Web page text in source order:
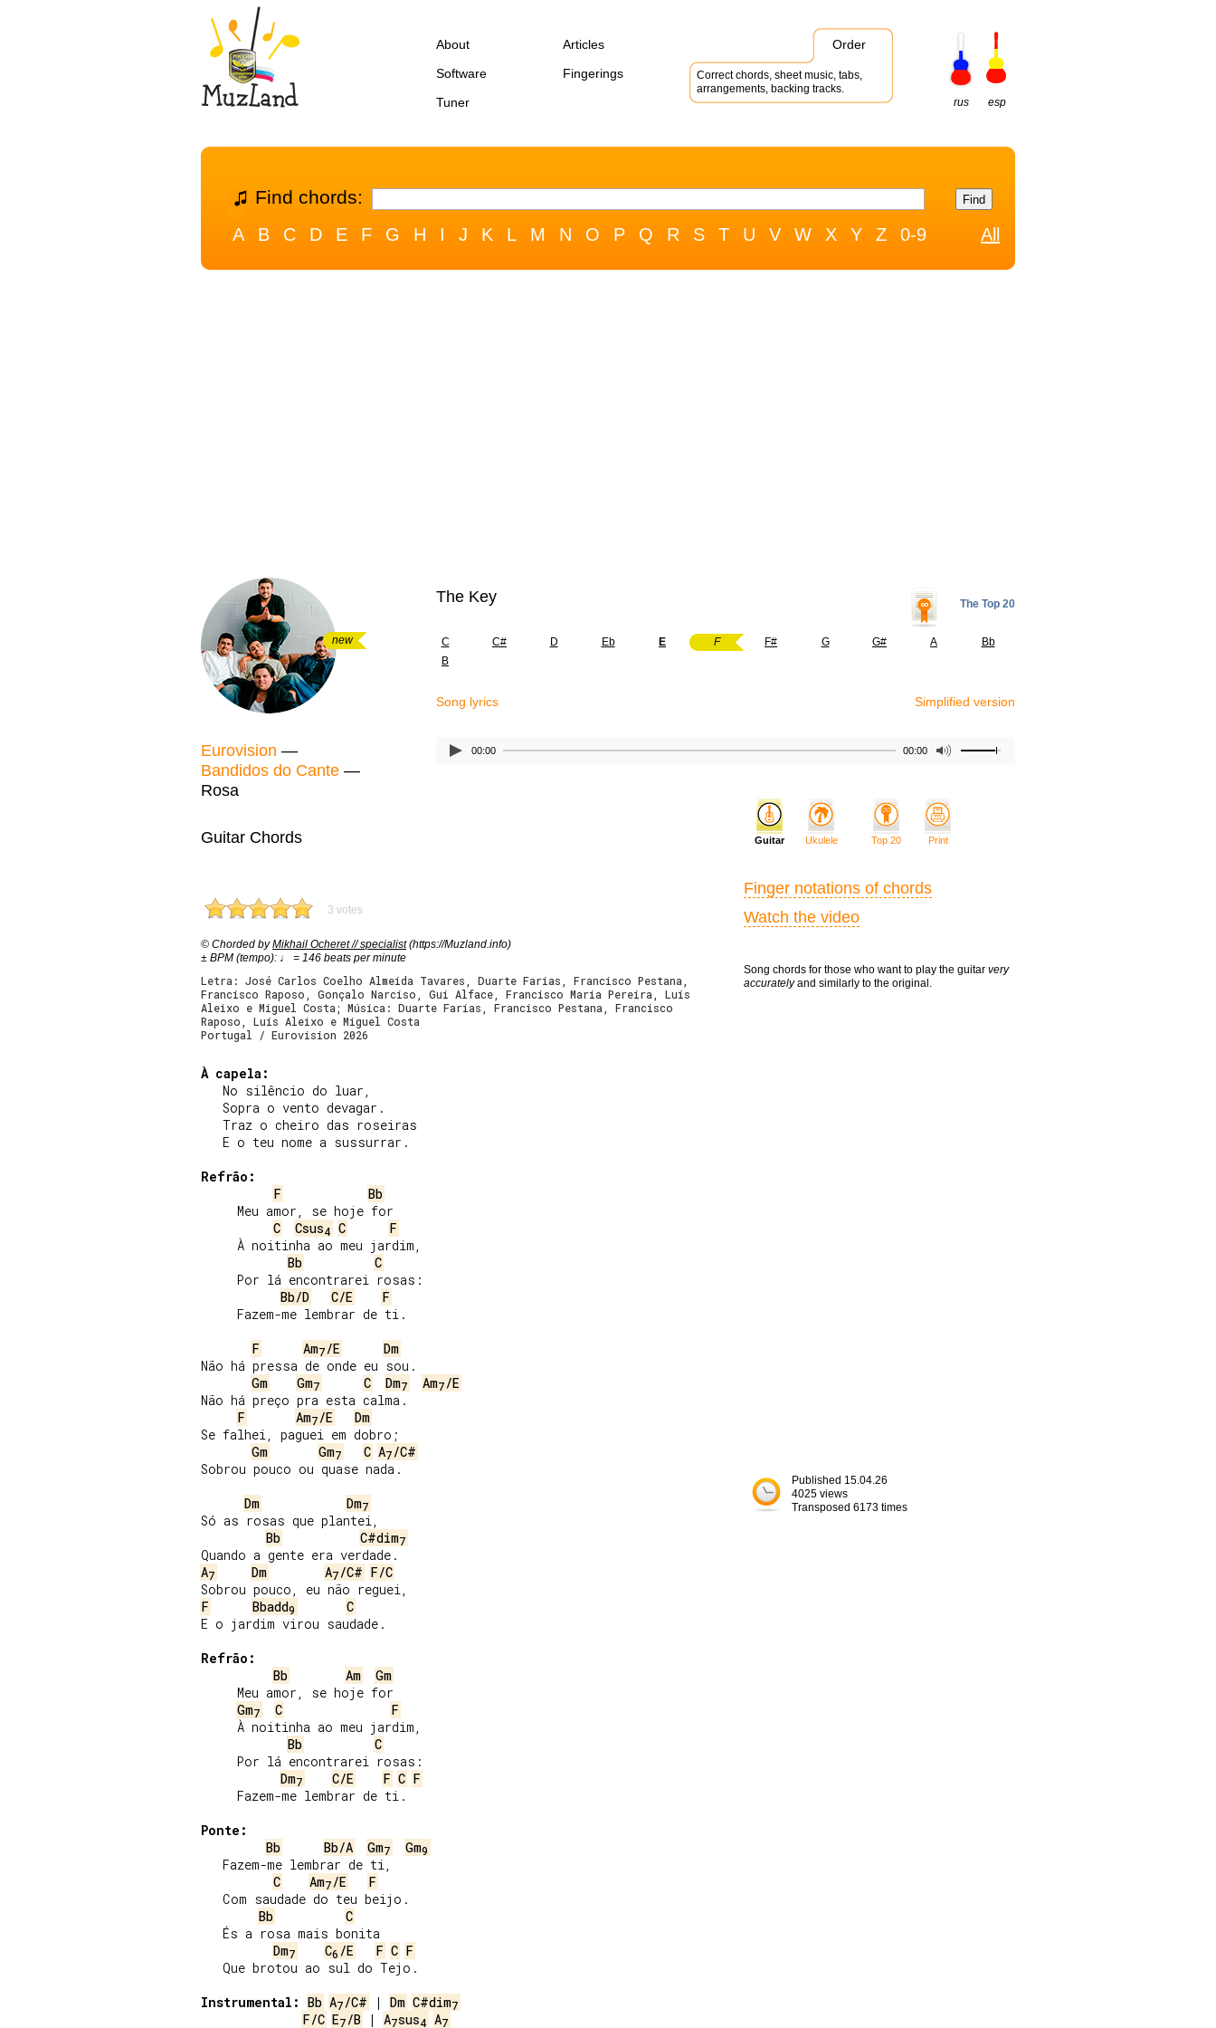
About
Articles
Software
Fingerings
Tuner
Order
Correct chords, sheet music, tabs,
arrangements, backing tracks.
rus
esp
Find chords:
A B C D E F G H I J K L M N O P Q R S T U V W X Y Z 0-9 All
new
Eurovision —
Bandidos do Cante —
Rosa
The Key The Top 20
C C# D Eb E F F# G G# A
Bb
B
Song lyrics Simplified version
00:00 00:00
Guitar Chords
3 votes
© Chorded byMikhail Ocheret // specialist(https://Muzland.info)
± BPM (tempo): ♩ = 146 beats per minute
Letra: José Carlos Coelho Almeida Tavares, Duarte Farias, Francisco Pestana,
Francisco Raposo, Gonçalo Narciso, Gui Alface, Francisco Maria Pereira, Luís
Aleixo e Miguel Costa; Música: Duarte Farias, Francisco Pestana, Francisco
Raposo, Luís Aleixo e Miguel Costa
Portugal / Eurovision 2026
À capela:
   No silêncio do luar,
   Sopra o vento devagar.
   Traz o cheiro das roseiras
   E o teu nome a sussurrar.
Refrão:
F
Bb
     Meu amor, se hoje for
C
Csus4 C
F
     À noitinha ao meu jardim,
Bb
C
     Por lá encontrarei rosas:
Bb/D
C/E
F
     Fazem-me lembrar de ti.
F
Am7/E
Dm
Não há pressa de onde eu sou.
Gm
Gm7 C Dm7 Am7/E
Não há preço pra esta calma.
F
Am7/E
Dm
Se falhei, paguei em dobro;
Gm
Gm7 C A7/C#
Sobrou pouco ou quase nada.
Dm
Dm7
Só as rosas que plantei,
Bb
C#dim7
A7 Dm A7/C# F/C
F
Bbadd9
C
E o jardim virou saudade.
Refrão:
Bb
Am
Gm
     Meu amor, se hoje for
Gm7 C
F
     À noitinha ao meu jardim,
Bb
C
     Por lá encontrarei rosas:
Dm7 C/E F C F
     Fazem-me lembrar de ti.
Ponte:
Bb
Bb/A Gm7 Gm9
   Fazem-me lembrar de ti,
C
Am7/E
F
   Com saudade do teu beijo.
Bb
C
   És a rosa mais bonita
Dm7 C6 /E F C F
   Que brotou ao sul do Tejo.
Instrumental: Bb A7/C# | Dm C#dim7
F/C E7/B | A7sus4 A7
Guitar Ukulele Top 20 Print
Finger notations of chords
Watch the video
Song chords for those who want to play the guitar very
accuratelyand similarly to the original.
Published 15.04.26
4025 views
Transposed 6173 times